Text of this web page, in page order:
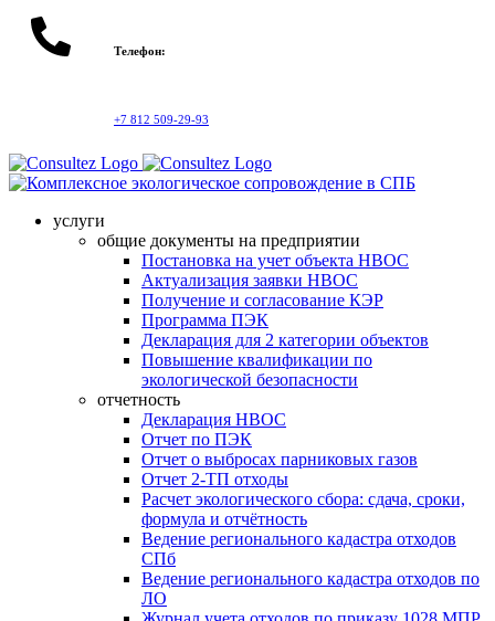
Телефон:
+7 812 509-29-93
услуги
общие документы на предприятии
Постановка на учет объекта НВОС
Актуализация заявки НВОС
Получение и согласование КЭР
Программа ПЭК
Декларация для 2 категории объектов
Повышение квалификации по
экологической безопасности
отчетность
Декларация НВОС
Отчет по ПЭК
Отчет о выбросах парниковых газов
Отчет 2-ТП отходы
Расчет экологического сбора: сдача, сроки,
формула и отчётность
Ведение регионального кадастра отходов
СПб
Ведение регионального кадастра отходов по
ЛО